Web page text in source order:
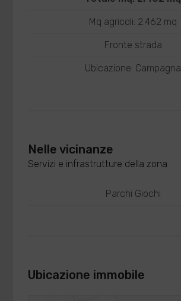
Mq agricoli: 2.462 mq
Fronte strada
Ubicazione: Campagna
Nelle vicinanze
Servizi e infrastrutture della zona
Parchi Giochi
Ubicazione immobile